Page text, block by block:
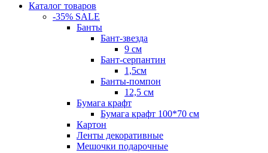
Каталог товаров
-35% SALE
Банты
Бант-звезда
9 см
Бант-серпантин
1,5см
Банты-помпон
12,5 см
Бумага крафт
Бумага крафт 100*70 см
Картон
Ленты декоративные
Мешочки подарочные